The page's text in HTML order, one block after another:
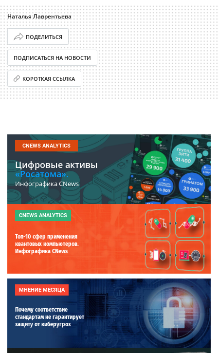
Наталья Лаврентьева
ПОДЕЛИТЬСЯ
ПОДПИСАТЬСЯ НА НОВОСТИ
КОРОТКАЯ ССЫЛКА
CNEWS ANALYTICS
Цифровые активы
«Росатома».
Инфографика CNews
CNEWS ANALYTICS
Топ-10 сфер применения
квантовых компьютеров.
Инфографика CNews
МНЕНИЕ МЕСЯЦА
Почему соответствие
стандартам не гарантирует
защиту от киберугроз